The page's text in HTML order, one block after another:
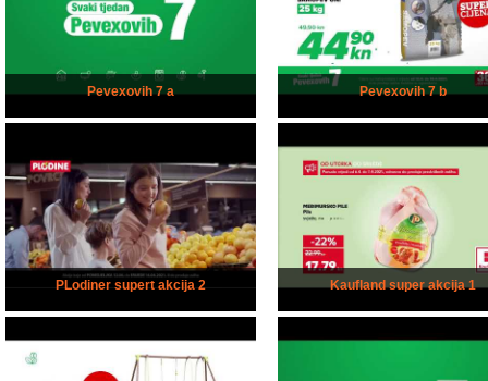
Pevexovih 7 a Pevexovih 7 b
PLodiner supert akcija 2 Kaufland super akcija 1